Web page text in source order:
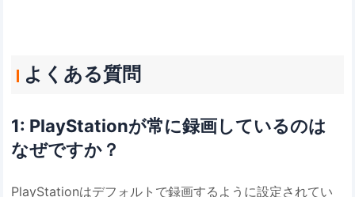
よくある質問
1: PlayStationが常に録画しているのは
なぜですか？
PlayStationはデフォルトで録画するように設定されてい